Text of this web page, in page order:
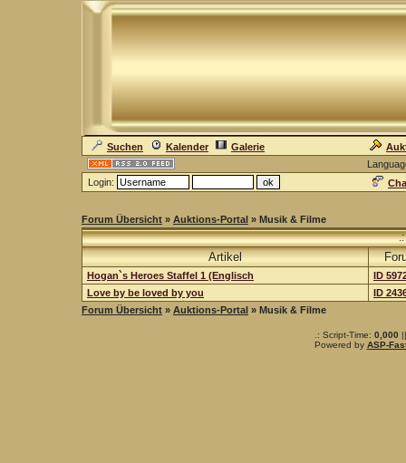
Suchen Kalender Galerie
Login:
Forum Übersicht » Auktions-Portal » Musik & Filme
Artikel
Hogan`s Heroes Staffel 1 (Englisch
ID
Love by be loved by you
ID
Forum Übersicht » Auktions-Portal » Musik & Filme
.: Script-Time: 0,000
Powered by ASP-